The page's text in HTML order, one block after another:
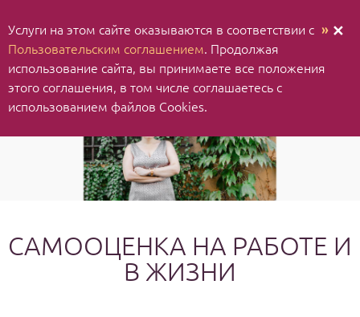
САМООЦЕНКА НА РАБОТЕ И
В ЖИЗНИ
Услуги на этом сайте оказываются в соответствии с »
Пользовательским соглашением. Продолжая
использование cайта, вы принимаете все положения
этого соглашения, в том числе соглашаетесь с
использованием файлов Cookies.
✕